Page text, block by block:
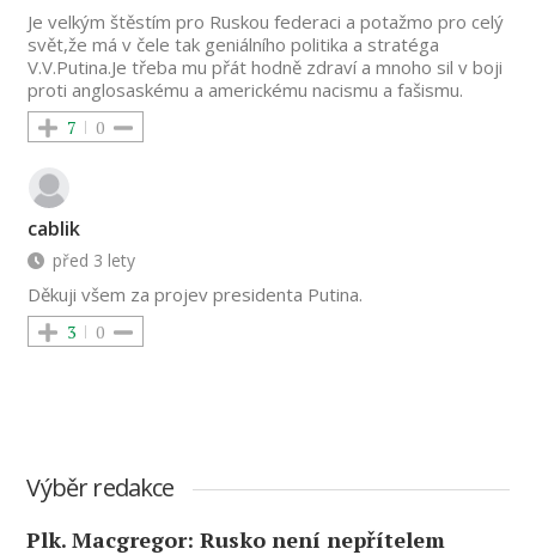
Je velkým štěstím pro Ruskou federaci a potažmo pro celý
svět,že má v čele tak geniálního politika a stratéga
V.V.Putina.Je třeba mu přát hodně zdraví a mnoho sil v boji
proti anglosaskému a americkému nacismu a fašismu.
7 0
cablik
před 3 lety
Děkuji všem za projev presidenta Putina.
3 0
Výběr redakce
Plk. Macgregor: Rusko není nepřítelem